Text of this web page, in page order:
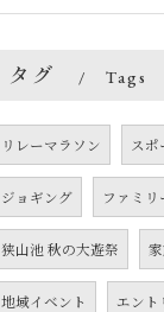
タグ Tags
リレーマラソン スポ
ジョギング ファミリ
狭山池 秋の大遊祭
地域イベント エント